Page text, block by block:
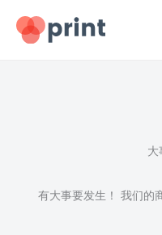
大
有大事要发生！ 我们的